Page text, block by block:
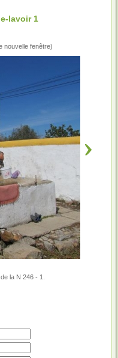
lavoir 1
nouvelle fenêtre)
la N 246 - 1.